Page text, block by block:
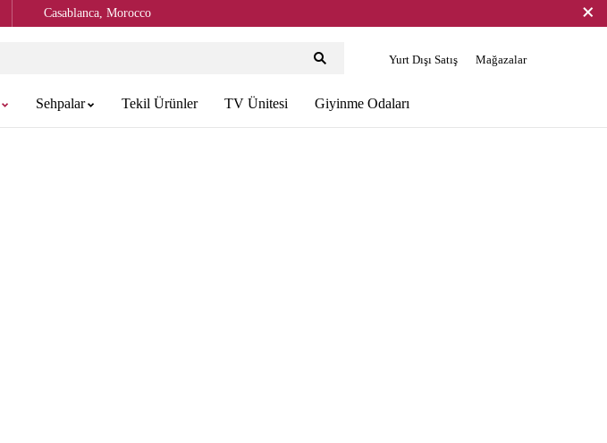
Casablanca, Morocco
Yurt Dışı Satış Mağazalar
Sehpalar Tekil Ürünler TV Ünitesi Giyinme Odaları